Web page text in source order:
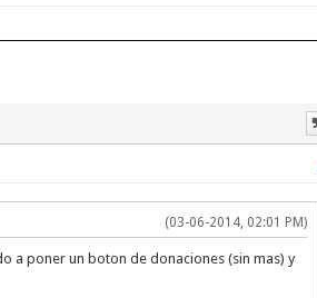
(03-06-2014, 02:01 PM)
a poner un boton de donaciones (sin mas) y